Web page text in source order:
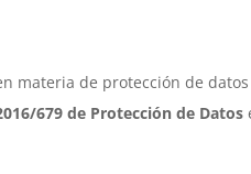
en materia de protección de
679 de Protección de Datos